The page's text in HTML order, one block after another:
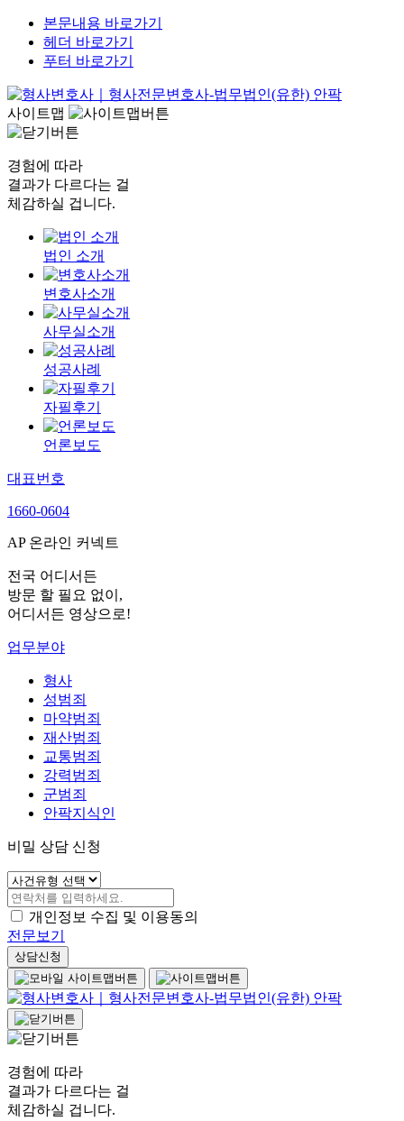
본문내용 바로가기
헤더 바로가기
푸터 바로가기
사이트맵
경험에 따라
결과가 다르다는 걸
체감하실 겁니다.
법인 소개
변호사소개
사무실소개
성공사례
자필후기
언론보도
대표번호
1660-0604
AP 온라인 커넥트
전국 어디서든
방문 할 필요 없이,
어디서든 영상으로!
업무분야
형사
성범죄
마약범죄
재산범죄
교통범죄
강력범죄
군범죄
안팍지식인
비밀 상담 신청
개인정보 수집 및 이용동의
전문보기
상담신청
경험에 따라
결과가 다르다는 걸
체감하실 겁니다.